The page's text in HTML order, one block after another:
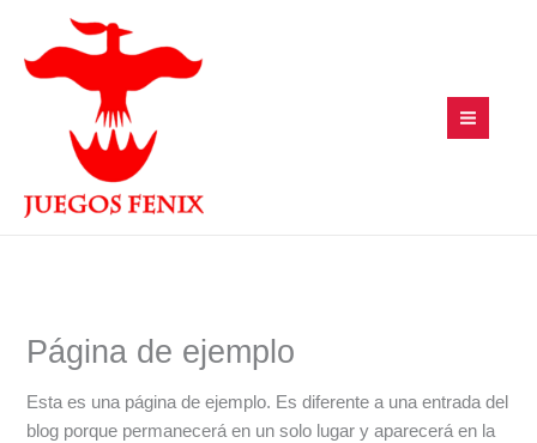
contenido
Página de ejemplo
Esta es una página de ejemplo. Es diferente a una entrada del
blog porque permanecerá en un solo lugar y aparecerá en la